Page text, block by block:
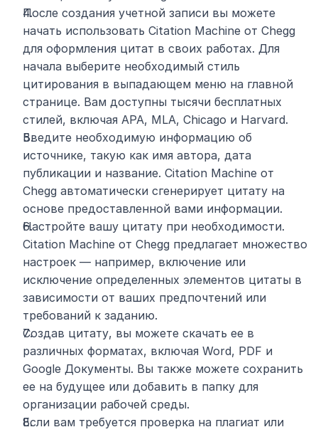
После создания учетной записи вы можете
начать использовать Citation Machine от Chegg
для оформления цитат в своих работах. Для
начала выберите необходимый стиль
цитирования в выпадающем меню на главной
странице. Вам доступны тысячи бесплатных
стилей, включая APA, MLA, Chicago и Harvard.
Введите необходимую информацию об
источнике, такую как имя автора, дата
публикации и название. Citation Machine от
Chegg автоматически сгенерирует цитату на
основе предоставленной вами информации.
Настройте вашу цитату при необходимости.
Citation Machine от Chegg предлагает множество
настроек — например, включение или
исключение определенных элементов цитаты в
зависимости от ваших предпочтений или
требований к заданию.
Создав цитату, вы можете скачать ее в
различных форматах, включая Word, PDF и
Google Документы. Вы также можете сохранить
ее на будущее или добавить в папку для
организации рабочей среды.
Если вам требуется проверка на плагиат или